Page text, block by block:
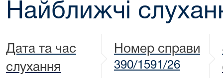
Найближчі
Дата та час
слухання
Номер справи
390/1591/26